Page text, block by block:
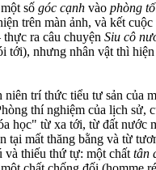
số góc cạnh vào phòng
trên màn ảnh, và kết
ra câu chuyện Siu cô
tới), nhưng nhân vật thì
trí thức tiểu tư sản của
thí nghiệm của lịch sử,
học" từ xa tới, từ đất nước
tại mất thăng bằng và từ
và thiếu thứ tự: một chất tân